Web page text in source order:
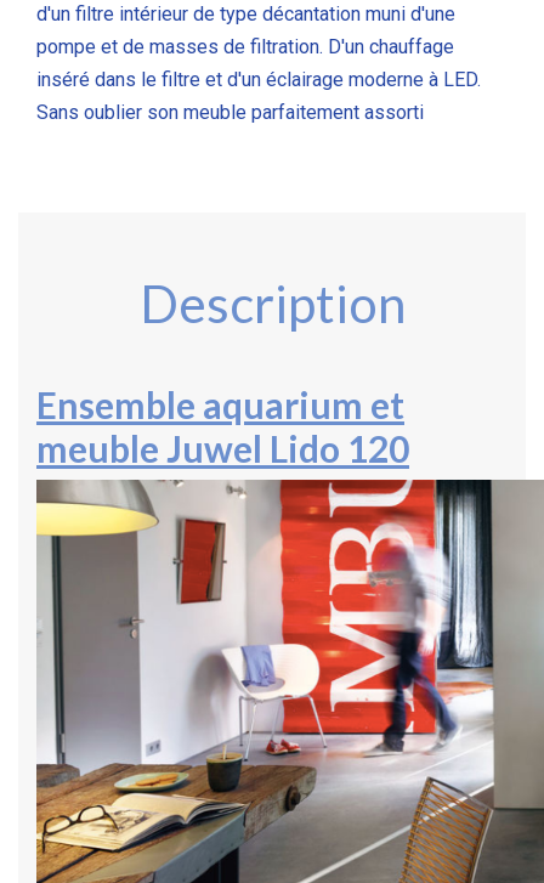
d'un filtre intérieur de type décantation muni d'une
pompe et de masses de filtration. D'un chauffage
inséré dans le filtre et d'un éclairage moderne à LED.
Sans oublier son meuble parfaitement assorti
Description
Ensemble aquarium et
meuble Juwel Lido 120